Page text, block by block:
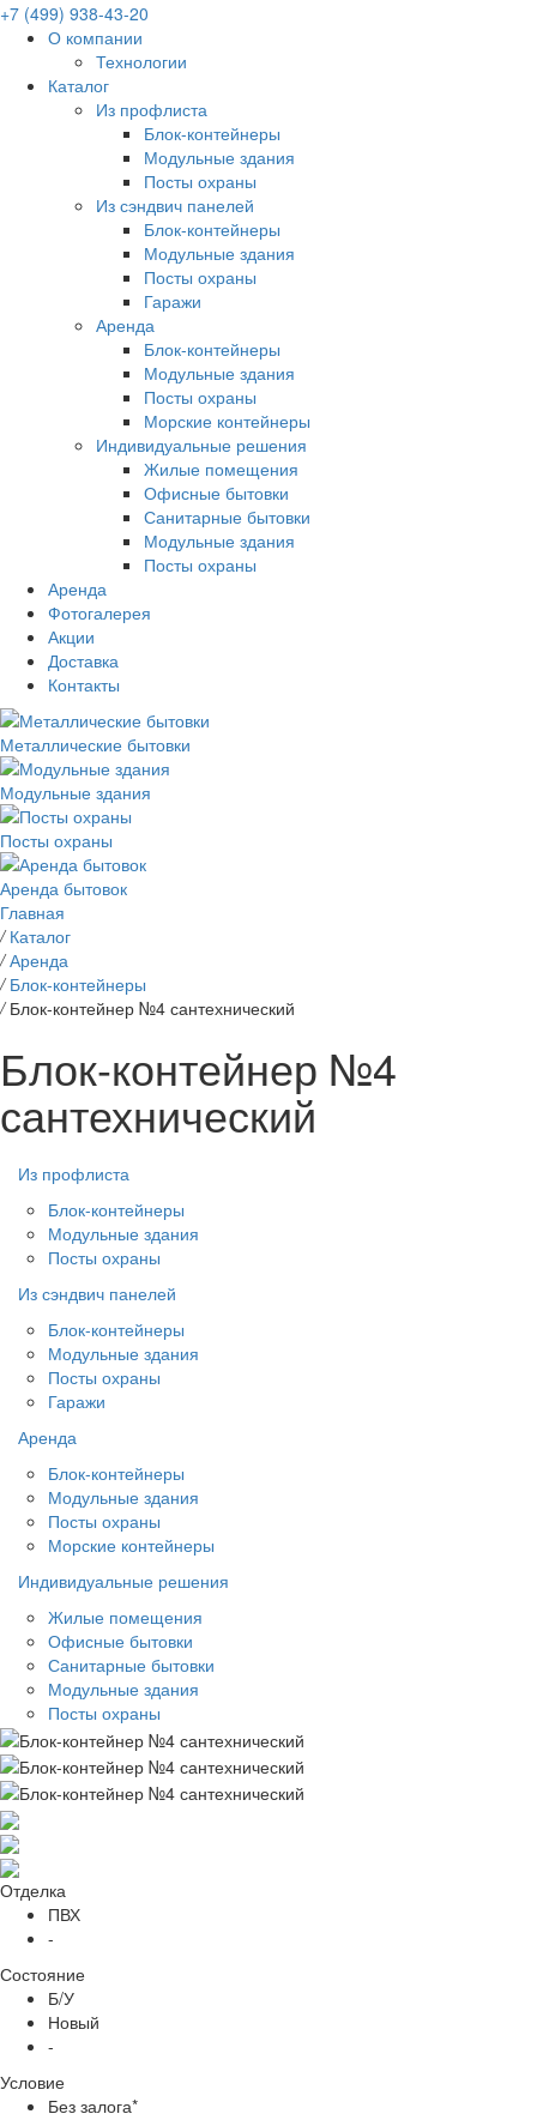
+7 (499) 938-43-20
О компании
Технологии
Каталог
Из профлиста
Блок-контейнеры
Модульные здания
Посты охраны
Из сэндвич панелей
Блок-контейнеры
Модульные здания
Посты охраны
Гаражи
Аренда
Блок-контейнеры
Модульные здания
Посты охраны
Морские контейнеры
Индивидуальные решения
Жилые помещения
Офисные бытовки
Санитарные бытовки
Модульные здания
Посты охраны
Аренда
Фотогалерея
Акции
Доставка
Контакты
Металлические бытовки
Модульные здания
Посты охраны
Аренда бытовок
Главная
/ Каталог
/ Аренда
/ Блок-контейнеры
/ Блок-контейнер №4 сантехнический
Блок-контейнер №4
сантехнический
Из профлиста
Блок-контейнеры
Модульные здания
Посты охраны
Из сэндвич панелей
Блок-контейнеры
Модульные здания
Посты охраны
Гаражи
Аренда
Блок-контейнеры
Модульные здания
Посты охраны
Морские контейнеры
Индивидуальные решения
Жилые помещения
Офисные бытовки
Санитарные бытовки
Модульные здания
Посты охраны
Отделка
ПВХ
-
Состояние
Б/У
Новый
-
Условие
Без залога*